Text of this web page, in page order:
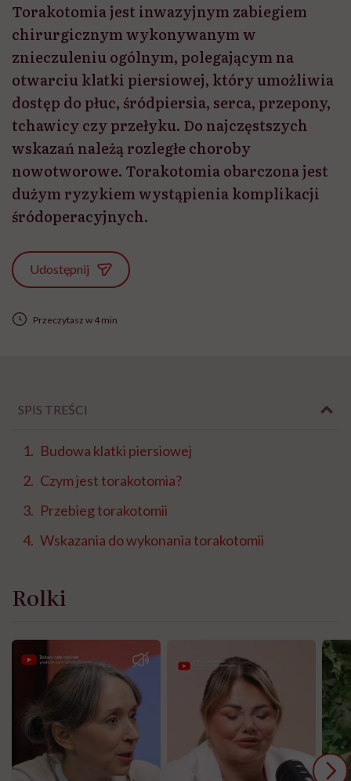
Torakotomia jest inwazyjnym zabiegiem
chirurgicznym wykonywanym w
znieczuleniu ogólnym, polegającym na
otwarciu klatki piersiowej, który umożliwia
dostęp do płuc, śródpiersia, serca, przepony,
tchawicy czy przełyku. Do najczęstszych
wskazań należą rozległe choroby
nowotworowe. Torakotomia obarczona jest
dużym ryzykiem wystąpienia komplikacji
śródoperacyjnych.
Udostępnij
Przeczytasz w 4 min
SPIS TREŚCI
Budowa klatki piersiowej
Czym jest torakotomia?
Przebieg torakotomii
Wskazania do wykonania torakotomii
Rolki